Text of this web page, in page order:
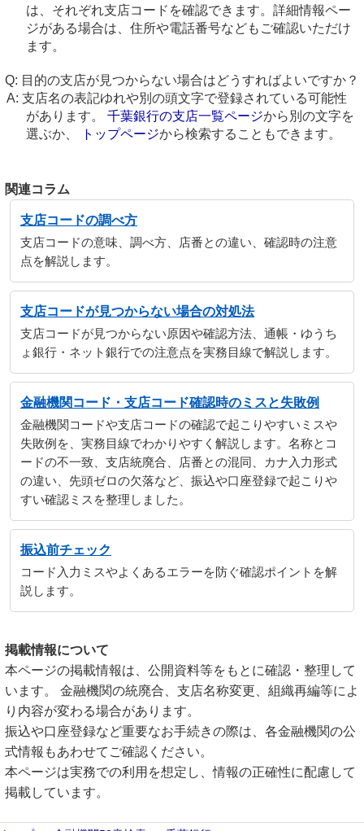
は、それぞれ支店コードを確認できます。詳細情報ペー
ジがある場合は、住所や電話番号などもご確認いただけ
ます。
目的の支店が見つからない場合はどうすればよいですか？
支店名の表記ゆれや別の頭文字で登録されている可能性
があります。 千葉銀行の支店一覧ページから別の文字を
選ぶか、
トップページから検索することもできます。
関連コラム
支店コードの調べ方
支店コードの意味、調べ方、店番との違い、確認時の注意
点を解説します。
支店コードが見つからない場合の対処法
支店コードが見つからない原因や確認方法、通帳・ゆうち
ょ銀行・ネット銀行での注意点を実務目線で解説します。
金融機関コード・支店コード確認時のミスと失敗例
金融機関コードや支店コードの確認で起こりやすいミスや
失敗例を、実務目線でわかりやすく解説します。名称とコ
ードの不一致、支店統廃合、店番との混同、カナ入力形式
の違い、先頭ゼロの欠落など、振込や口座登録で起こりや
すい確認ミスを整理しました。
振込前チェック
コード入力ミスやよくあるエラーを防ぐ確認ポイントを解
説します。
掲載情報について
本ページの掲載情報は、公開資料等をもとに確認・整理して
います。 金融機関の統廃合、支店名称変更、組織再編等によ
り内容が変わる場合があります。
振込や口座登録など重要なお手続きの際は、各金融機関の公
式情報もあわせてご確認ください。
本ページは実務での利用を想定し、情報の正確性に配慮して
掲載しています。